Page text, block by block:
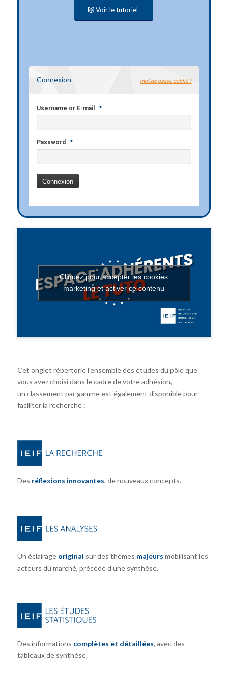
Voir le tutoriel
Connexion mot de passe oublié ?
Username or E-mail *
Password *
Cliquez pour accepter les cookies
marketing et activer ce contenu
Cet onglet répertorie l’ensemble des études du pôle que
vous avez choisi dans le cadre de votre adhésion,
un classement par gamme est également disponible pour
faciliter la recherche :
Des réflexions innovantes, de nouveaux concepts.
Un éclairage original sur des thèmes majeurs mobilisant les
acteurs du marché, précédé d’une synthèse.
Des informations complètes et détaillées, avec des
tableaux de synthèse.